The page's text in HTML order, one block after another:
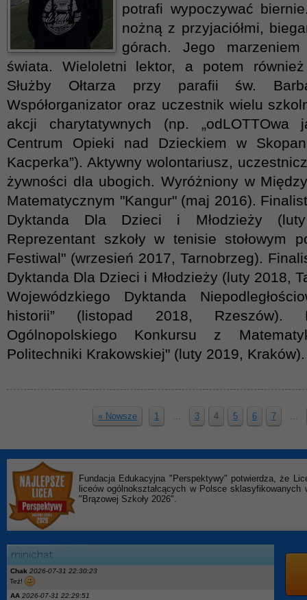
potrafi wypoczywać
nożną z przyjaciółmi,
górach. Jego
świata. Wieloletni lektor, a potem
Służby Ołtarza przy parafii św.
Współorganizator oraz uczestnik wielu
akcji charytatywnych (np. „odLOTTOwa
Centrum Opieki nad Dzieckiem w
Kacperka”). Aktywny wolontariusz,
żywności dla ubogich. Wyróżniony w
Matematycznym "Kangur" (maj 2016).
Dyktanda Dla Dzieci i Młodzieży
Reprezentant szkoły w tenisie stołowym
Festiwal" (wrzesień 2017, Tarnobrzeg).
Dyktanda Dla Dzieci i Młodzieży (luty 2018,
Wojewódzkiego Dyktanda
historii” (listopad 2018,
Ogólnopolskiego Konkursu z
Politechniki Krakowskiej" (luty 2019,
« Nowsze 1 ... 3 4 5 6 7 ...
Fundacja Edukacyjna "Perspektywy" potwierdza, że
liceów ogólnokształcących w Polsce
"Brązowej Szkoły 2026".
Chak 2026-07-31 22:30:23
Też!
AA 2026-07-31 22:29:51